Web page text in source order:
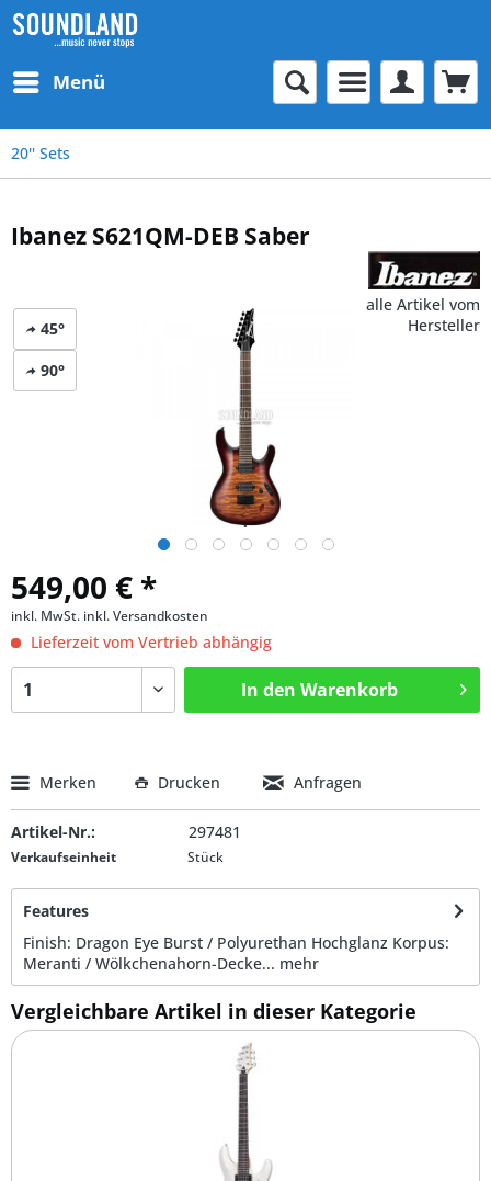
Menü
20'' Sets
Ibanez S621QM-DEB Saber
alle Artikel vom
Hersteller
45°
90°
549,00 € *
inkl. MwSt. inkl. Versandkosten
Lieferzeit vom Vertrieb abhängig
In den Warenkorb
Merken Drucken Anfragen
Artikel-Nr.: 297481
Verkaufseinheit Stück
Features
Finish: Dragon Eye Burst / Polyurethan Hochglanz Korpus:
Meranti / Wölkchenahorn-Decke... mehr
Vergleichbare Artikel in dieser Kategorie